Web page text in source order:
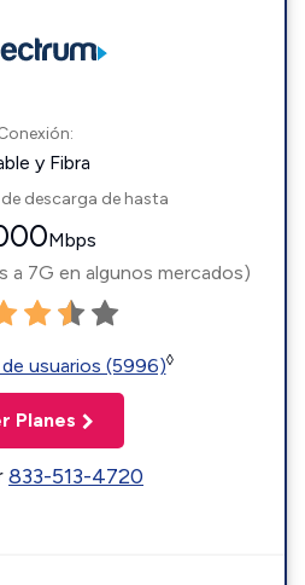
y Fibra
descarga de hasta
Mbps
a 7G en algunos mercados)
usuarios (5996)◊
Planes
833-513-4720